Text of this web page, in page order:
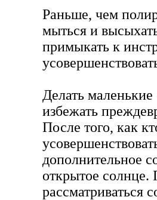
Раньше, чем
мыться и
примыкать к
Делать
избежать
После того, как
дополнительное
открытое солнце.
рассматриваться